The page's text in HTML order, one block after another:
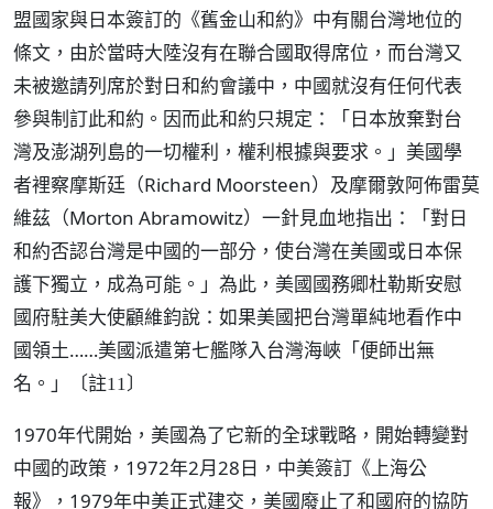
盟國家與日本簽訂的《舊金山和約》中有關台灣地位的
條文，由於當時大陸沒有在聯合國取得席位，而台灣又
未被邀請列席於對日和約會議中，中國就沒有任何代表
參與制訂此和約。因而此和約只規定：「日本放棄對台
灣及澎湖列島的一切權利，權利根據與要求。」美國學
者裡察摩斯廷（Richard Moorsteen）及摩爾敦阿佈雷莫
維茲（Morton Abramowitz）一針見血地指出：「對日
和約否認台灣是中國的一部分，使台灣在美國或日本保
護下獨立，成為可能。」為此，美國國務卿杜勒斯安慰
國府駐美大使顧維鈞說：如果美國把台灣單純地看作中
國領土……美國派遣第七艦隊入台灣海峽「便師出無
名。」
〔註11〕
1970年代開始，美國為了它新的全球戰略，開始轉變對
中國的政策，1972年2月28日，中美簽訂《上海公
報》，1979年中美正式建交，美國廢止了和國府的協防